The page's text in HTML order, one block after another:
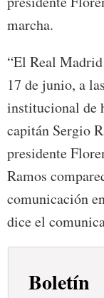
marcha.
“El Real
17 de junio, a
institucional de
capitán Sergio
presidente
Ramos
comunicación
dice el
Boletín